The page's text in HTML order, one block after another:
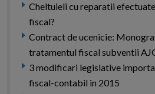
Cheltuieli cu reparatii
fiscal?
Contract de ucenicie:
tratamentul fiscal subventii
3 modificari legislative
fiscal-contabil in 2015